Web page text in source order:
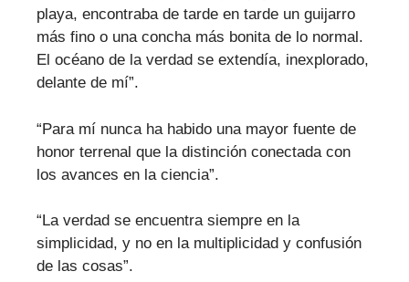
playa, encontraba de tarde en tarde un guijarro
más fino o una concha más bonita de lo normal.
El océano de la verdad se extendía, inexplorado,
delante de mí”.
“Para mí nunca ha habido una mayor fuente de
honor terrenal que la distinción conectada con
los avances en la ciencia”.
“La verdad se encuentra siempre en la
simplicidad, y no en la multiplicidad y confusión
de las cosas”.